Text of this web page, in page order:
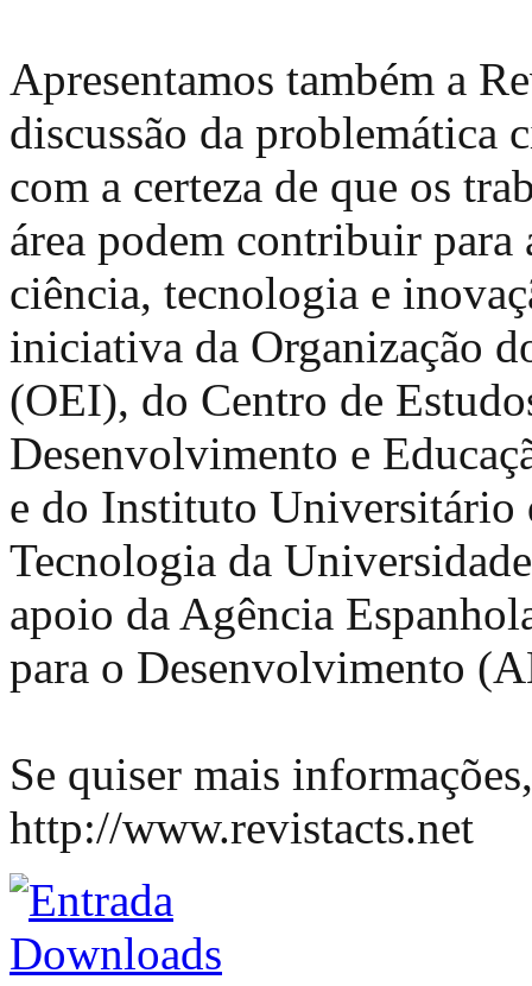
Apresentamos também a
discussão da problemática
com a certeza de que os
área podem contribuir
ciência, tecnologia e
iniciativa da Organização
(OEI), do Centro de
Desenvolvimento e
e do Instituto Universitário
Tecnologia da
apoio da Agência
para o Desenvolvimento
Se quiser mais
http://www.revistacts.net